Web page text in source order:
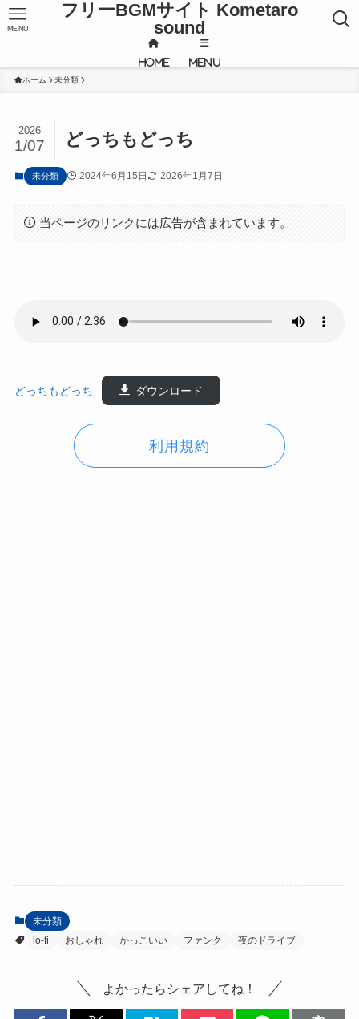
フリーBGMサイト Kometaro
sound
MENU
HOME MENU
ホーム 未分類
どっちもどっち
2026
1/07
未分類 2024年6月15日 2026年1月7日
当ページのリンクには広告が含まれています。
どっちもどっち ダウンロード
利用規約
未分類
lo-fi
おしゃれ かっこいい ファンク 夜のドライブ
よかったらシェアしてね！